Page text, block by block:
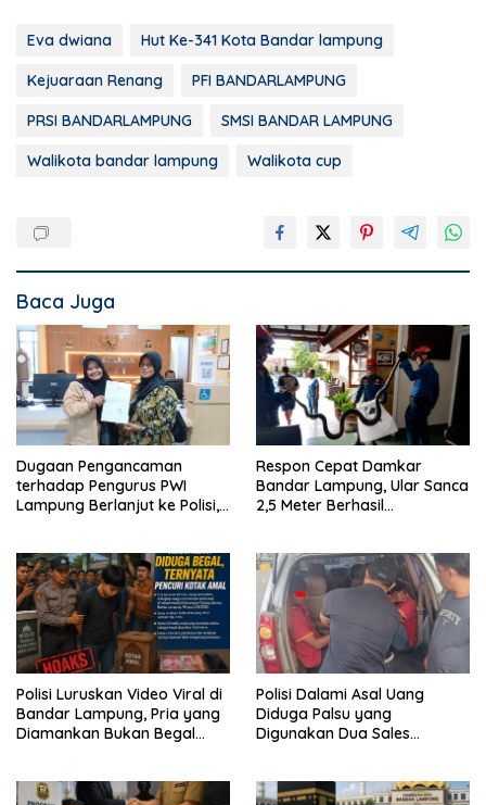
Eva dwiana Hut Ke-341 Kota Bandar lampung
Kejuaraan Renang PFI BANDARLAMPUNG
PRSI BANDARLAMPUNG SMSI BANDAR LAMPUNG
Walikota bandar lampung Walikota cup
Baca Juga
Dugaan Pengancaman
terhadap Pengurus PWI
Lampung Berlanjut ke Polisi,
Respon Cepat Damkar
Bandar Lampung, Ular Sanca
2,5 Meter Berhasil
Polisi Luruskan Video Viral di
Bandar Lampung, Pria yang
Diamankan Bukan Begal
Polisi Dalami Asal Uang
Diduga Palsu yang
Digunakan Dua Sales